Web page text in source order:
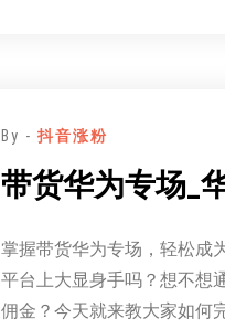
By - 抖音涨粉
带货华为专场_
掌握带货华为专场，轻松成
平台上大显身手吗？想不想
佣金？今天就来教大家如何